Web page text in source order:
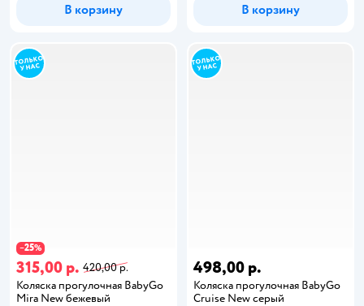
В корзину В корзину
−25%
315,00 р. 420,00 р.
Коляска прогулочная BabyGo
Mira New бежевый
498,00 р.
Коляска прогулочная BabyGo
Cruise New серый